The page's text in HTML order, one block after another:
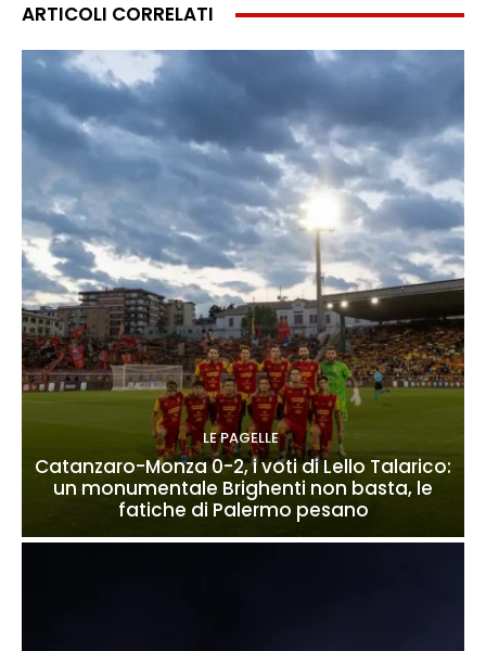
ARTICOLI CORRELATI
LE PAGELLE
Catanzaro-Monza 0-2, i voti di Lello Talarico:
un monumentale Brighenti non basta, le
fatiche di Palermo pesano